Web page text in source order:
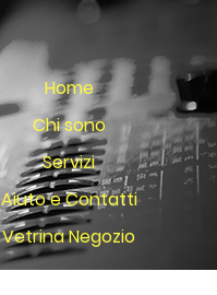
Home
Chi sono
Servizi
Aiuto e Contatti
Vetrina Negozio